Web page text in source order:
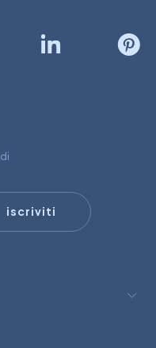
iscriviti